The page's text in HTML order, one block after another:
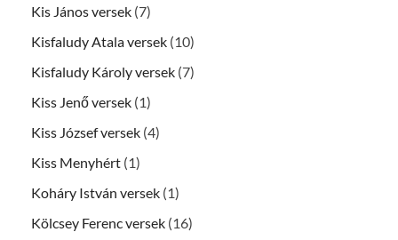
Kis János versek (7)
Kisfaludy Atala versek (10)
Kisfaludy Károly versek (7)
Kiss Jenő versek (1)
Kiss József versek (4)
Kiss Menyhért (1)
Koháry István versek (1)
Kölcsey Ferenc versek (16)